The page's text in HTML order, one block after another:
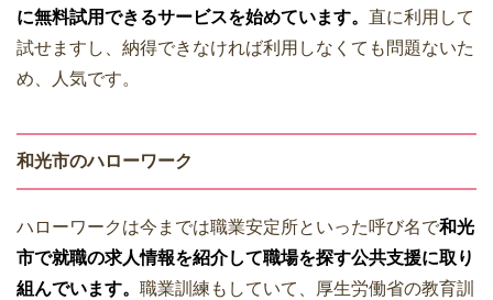
に無料試用できるサービスを始めています。 直に利用して
試せますし、納得できなければ利用しなくても問題ないた
め、人気です。
和光市のハローワーク
ハローワークは今までは職業安定所といった呼び名で和光
市で就職の求人情報を紹介して職場を探す公共支援に取り
組んでいます。 職業訓練もしていて、厚生労働省の教育訓